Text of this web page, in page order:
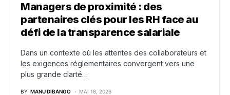
Managers de proximité : des
partenaires clés pour les RH face au
défi de la transparence salariale
Dans un contexte où les attentes des collaborateurs et
les exigences réglementaires convergent vers une
plus grande clarté…
BY MANU DIBANGO MAI 18, 2026